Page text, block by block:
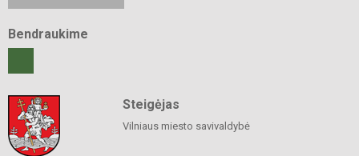
Bendraukime
Steigėjas
Vilniaus miesto savivaldybė